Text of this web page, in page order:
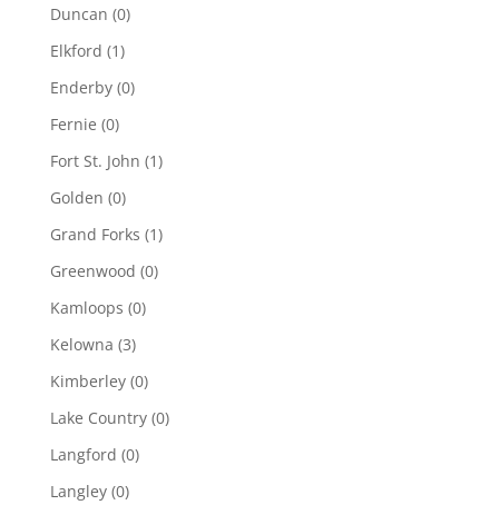
Duncan (0)
Elkford (1)
Enderby (0)
Fernie (0)
Fort St. John (1)
Golden (0)
Grand Forks (1)
Greenwood (0)
Kamloops (0)
Kelowna (3)
Kimberley (0)
Lake Country (0)
Langford (0)
Langley (0)